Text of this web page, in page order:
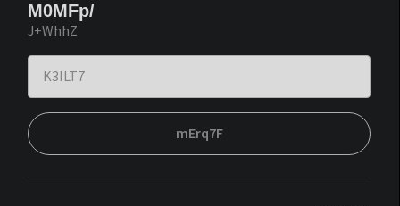
M0MFp/
J+WhhZ
mErq7F